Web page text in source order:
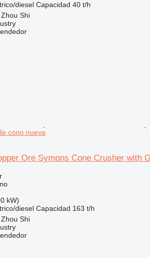
diesel Capacidad 40 t/h
Shi
cono nueva
Ore Symons Cone Crusher with
kW)
diesel Capacidad 163 t/h
Shi